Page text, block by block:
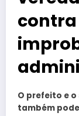
contra
O prefeito e
também